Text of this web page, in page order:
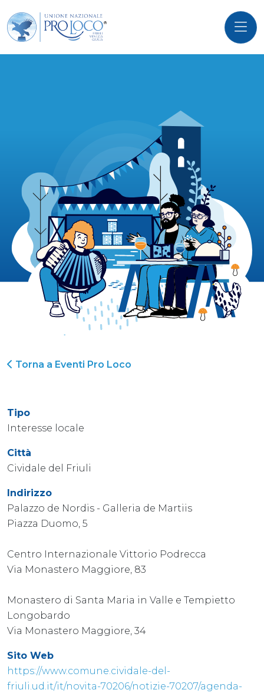
Torna a Eventi Pro Loco
Tipo
Interesse locale
Città
Cividale del Friuli
Indirizzo
Palazzo de Nordis - Galleria de Martiis
Piazza Duomo, 5
Centro Internazionale Vittorio Podrecca
Via Monastero Maggiore, 83
Monastero di Santa Maria in Valle e Tempietto
Longobardo
Via Monastero Maggiore, 34
Sito Web
https://www.comune.cividale-del-
friuli.ud.it/it/novita-70206/notizie-70207/agenda-